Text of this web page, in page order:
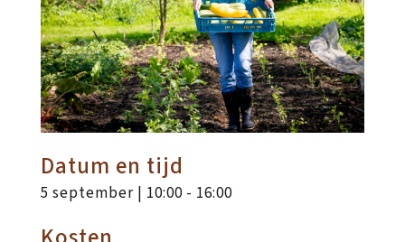
Datum en tijd
5 september | 10:00- 16:00